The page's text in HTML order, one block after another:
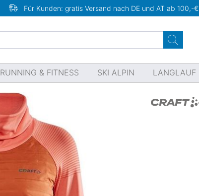
Für Kunden: gratis Versand nach DE und AT ab 100,-€
RUNNING & FITNESS SKI ALPIN LANGLAUF